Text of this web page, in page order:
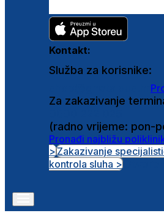
Kontakt:
Služba za korisnike:
Za zakazivanje
(radno vrijeme: pon-
Pronađi najbližu
>Zakazivanje
kontrola sluha >